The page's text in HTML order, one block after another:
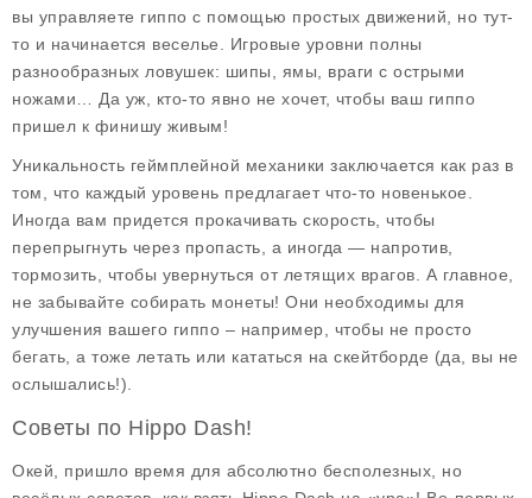
вы управляете гиппо с помощью простых движений, но тут-
то и начинается веселье. Игровые уровни полны
разнообразных ловушек: шипы, ямы, враги с острыми
ножами… Да уж, кто-то явно не хочет, чтобы ваш гиппо
пришел к финишу живым!
Уникальность геймплейной механики заключается как раз в
том, что каждый уровень предлагает что-то новенькое.
Иногда вам придется прокачивать скорость, чтобы
перепрыгнуть через пропасть, а иногда — напротив,
тормозить, чтобы увернуться от летящих врагов. А главное,
не забывайте собирать монеты! Они необходимы для
улучшения вашего гиппо – например, чтобы не просто
бегать, а тоже летать или кататься на скейтборде (да, вы не
ослышались!).
Советы по Hippo Dash!
Окей, пришло время для абсолютно бесполезных, но